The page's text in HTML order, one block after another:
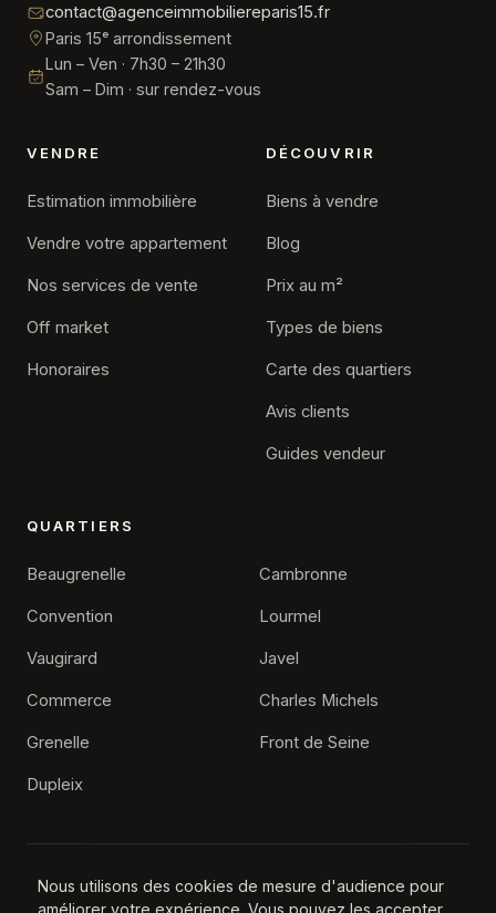
contact@agenceimmobiliereparis15.fr
Paris 15ᵉ arrondissement
Lun – Ven · 7h30 – 21h30
Sam – Dim · sur rendez-vous
VENDRE
Estimation immobilière
Vendre votre appartement
Nos services de vente
Off market
Honoraires
DÉCOUVRIR
Biens à vendre
Blog
Prix au m²
Types de biens
Carte des quartiers
Avis clients
Guides vendeur
QUARTIERS
Beaugrenelle
Convention
Vaugirard
Commerce
Grenelle
Dupleix
Cambronne
Lourmel
Javel
Charles Michels
Front de Seine
© 2026 Agence Immobilière Paris 15, Tous droits réservés
Nous utilisons des cookies de mesure d'audience pour
améliorer votre expérience. Vous pouvez les accepter
Agence immobilière Paris 15